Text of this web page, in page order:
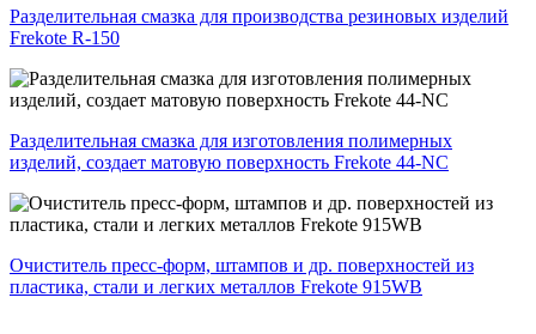
Разделительная смазка для производства резиновых изделий
Frekote R-150
Разделительная смазка для изготовления полимерных
изделий, создает матовую поверхность Frekote 44-NC
Очиститель пресс-форм, штампов и др. поверхностей из
пластика, стали и легких металлов Frekote 915WB